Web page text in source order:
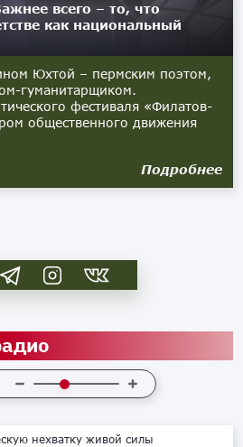
всего – то, что
как национальный
Юхтой – пермским поэтом,
гуманитарщиком.
фестиваля «Филатов-
общественного движения
Подробнее
нехватку живой силы